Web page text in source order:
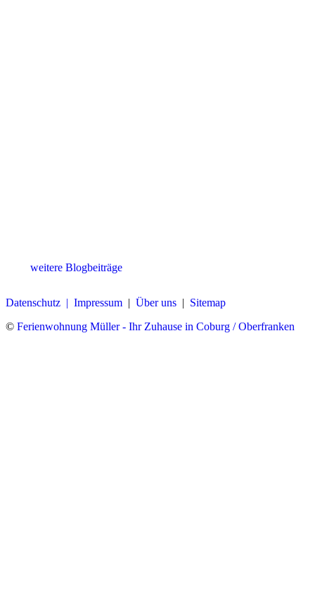
weitere Blogbeiträge
Datenschutz | Impressum | Über uns | Sitemap
© Ferienwohnung Müller - Ihr Zuhause in Coburg / Oberfranken